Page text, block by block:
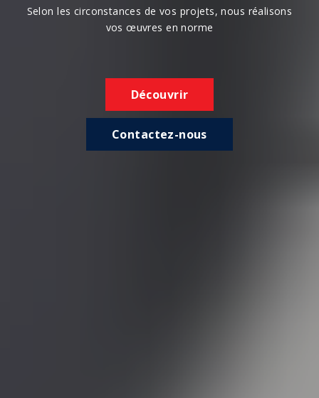
Selon les circonstances de vos projets, nous réalisons
vos œuvres en norme
Découvrir
Contactez-nous